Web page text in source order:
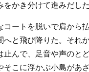
かき分けて進みだし
ートを脱いで肩から
と飛び降りた。そ
んで、足音や声のと
こに浮かぶ小島があ